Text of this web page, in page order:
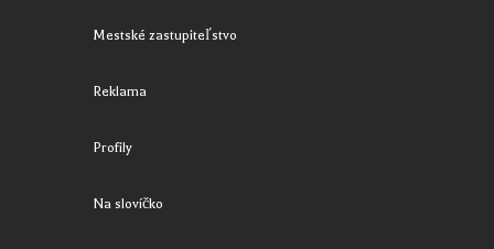
Mestské zastupiteľstvo
Reklama
Profily
Na slovíčko